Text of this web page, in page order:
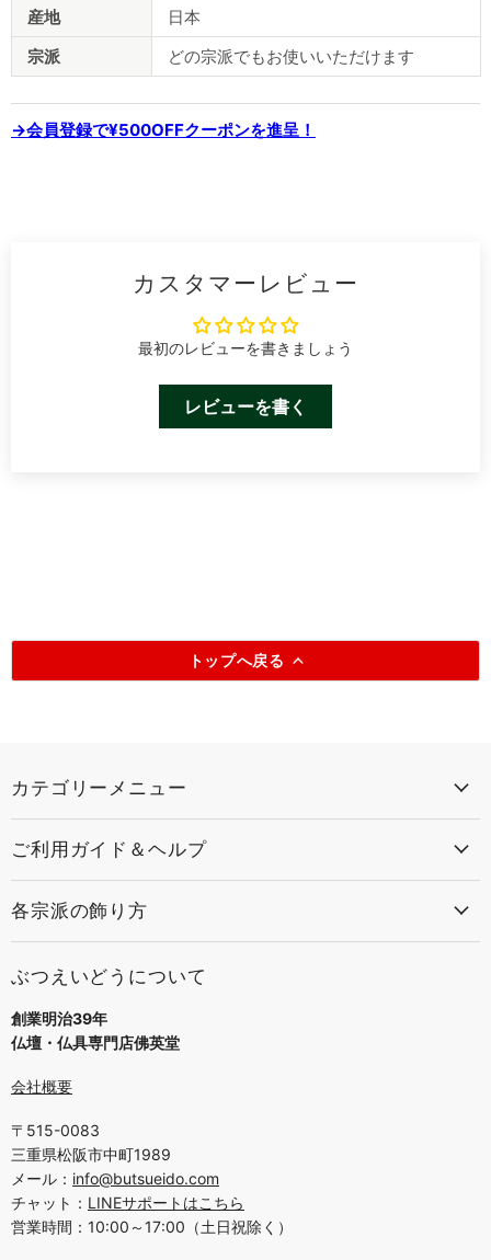
産地
日本
宗派
どの宗派でもお使いいただけます
→会員登録で¥500OFFクーポンを進呈！
カスタマーレビュー
最初のレビューを書きましょう
レビューを書く
トップへ戻る
カテゴリーメニュー
ご利用ガイド＆ヘルプ
各宗派の飾り方
ぶつえいどうについて
創業明治39年
仏壇・仏具専門店佛英堂
会社概要
〒515-0083
三重県松阪市中町1989
メール： info@butsueido.com
チャット： LINEサポートはこちら
営業時間：10:00～17:00（土日祝除く）